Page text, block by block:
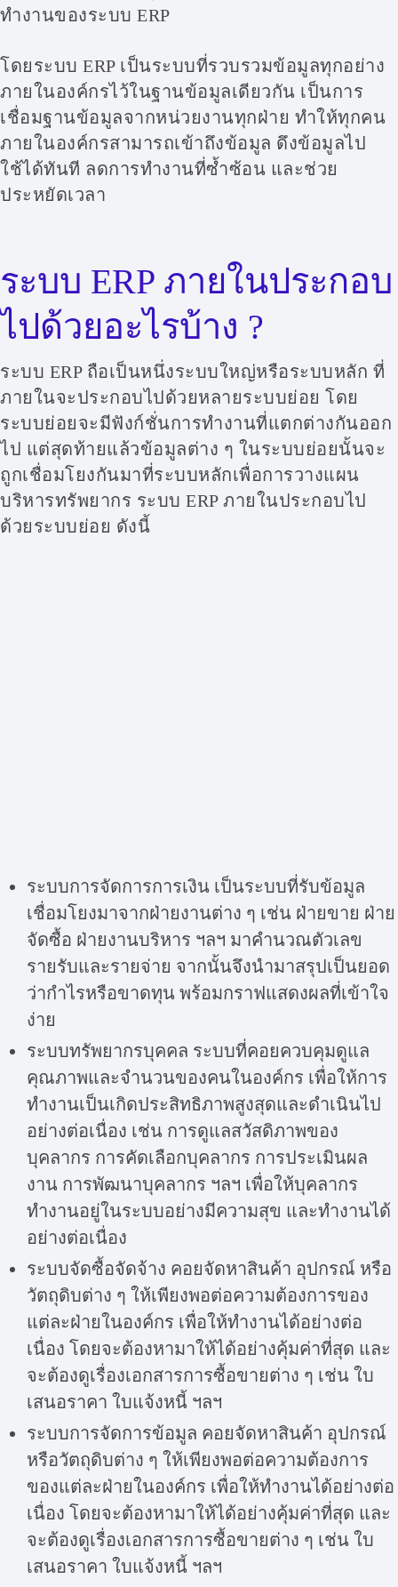
ทำงานของระบบ ERP
โดยระบบ ERP เป็นระบบที่รวบรวมข้อมูลทุกอย่าง
ภายในองค์กรไว้ในฐานข้อมูลเดียวกัน เป็นการ
เชื่อมฐานข้อมูลจากหน่วยงานทุกฝ่าย ทำให้ทุกคน
ภายในองค์กรสามารถเข้าถึงข้อมูล ดึงข้อมูลไป
ใช้ได้ทันที ลดการทำงานที่ซ้ำซ้อน และช่วย
ประหยัดเวลา
ระบบ ERP ภายในประกอบ
ไปด้วยอะไรบ้าง ?
ระบบ ERP ถือเป็นหนึ่งระบบใหญ่หรือระบบหลัก ที่
ภายในจะประกอบไปด้วยหลายระบบย่อย โดย
ระบบย่อยจะมีฟังก์ชั่นการทำงานที่แตกต่างกันออก
ไป แต่สุดท้ายแล้วข้อมูลต่าง ๆ ในระบบย่อยนั้นจะ
ถูกเชื่อมโยงกันมาที่ระบบหลักเพื่อการวางแผน
บริหารทรัพยากร ระบบ ERP ภายในประกอบไป
ด้วยระบบย่อย ดังนี้
ระบบการจัดการการเงิน เป็นระบบที่รับข้อมูล
เชื่อมโยงมาจากฝ่ายงานต่าง ๆ เช่น ฝ่ายขาย ฝ่าย
จัดซื้อ ฝ่ายงานบริหาร ฯลฯ มาคำนวณตัวเลข
รายรับและรายจ่าย จากนั้นจึงนำมาสรุปเป็นยอด
ว่ากำไรหรือขาดทุน พร้อมกราฟแสดงผลที่เข้าใจ
ง่าย
ระบบทรัพยากรบุคคล ระบบที่คอยควบคุมดูแล
คุณภาพและจำนวนของคนในองค์กร เพื่อให้การ
ทำงานเป็นเกิดประสิทธิภาพสูงสุดและดำเนินไป
อย่างต่อเนื่อง เช่น การดูแลสวัสดิภาพของ
บุคลากร การคัดเลือกบุคลากร การประเมินผล
งาน การพัฒนาบุคลากร ฯลฯ เพื่อให้บุคลากร
ทำงานอยู่ในระบบอย่างมีความสุข และทำงานได้
อย่างต่อเนื่อง
ระบบจัดซื้อจัดจ้าง คอยจัดหาสินค้า อุปกรณ์ หรือ
วัตถุดิบต่าง ๆ ให้เพียงพอต่อความต้องการของ
แต่ละฝ่ายในองค์กร เพื่อให้ทำงานได้อย่างต่อ
เนื่อง โดยจะต้องหามาให้ได้อย่างคุ้มค่าที่สุด และ
จะต้องดูเรื่องเอกสารการซื้อขายต่าง ๆ เช่น ใบ
เสนอราคา ใบแจ้งหนี้ ฯลฯ
ระบบการจัดการข้อมูล คอยจัดหาสินค้า อุปกรณ์
หรือวัตถุดิบต่าง ๆ ให้เพียงพอต่อความต้องการ
ของแต่ละฝ่ายในองค์กร เพื่อให้ทำงานได้อย่างต่อ
เนื่อง โดยจะต้องหามาให้ได้อย่างคุ้มค่าที่สุด และ
จะต้องดูเรื่องเอกสารการซื้อขายต่าง ๆ เช่น ใบ
เสนอราคา ใบแจ้งหนี้ ฯลฯ